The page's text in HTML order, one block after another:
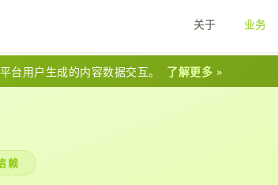
关于 业务
台用户生成的内容数据交互。 了解更多 »
赖